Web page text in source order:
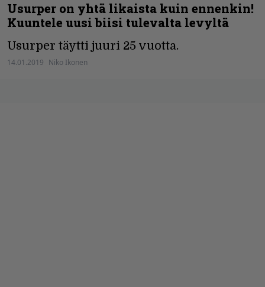
Usurper on yhtä likaista kuin ennenkin!
Kuuntele uusi biisi tulevalta levyltä
Usurper täytti juuri 25 vuotta.
14.01.2019 Niko Ikonen